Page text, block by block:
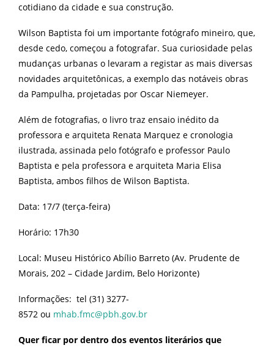
cotidiano da cidade e sua construção.
Wilson Baptista foi um importante fotógrafo mineiro, que,
desde cedo, começou a fotografar. Sua curiosidade pelas
mudanças urbanas o levaram a registar as mais diversas
novidades arquitetônicas, a exemplo das notáveis obras
da Pampulha, projetadas por Oscar Niemeyer.
Além de fotografias, o livro traz ensaio inédito da
professora e arquiteta Renata Marquez e cronologia
ilustrada, assinada pelo fotógrafo e professor Paulo
Baptista e pela professora e arquiteta Maria Elisa
Baptista, ambos filhos de Wilson Baptista.
Data: 17/7 (terça-feira)
Horário: 17h30
Local: Museu Histórico Abílio Barreto (Av. Prudente de
Morais, 202 – Cidade Jardim, Belo Horizonte)
Informações: tel (31) 3277-
8572 ou mhab.fmc@pbh.gov.br
Quer ficar por dentro dos eventos literários que